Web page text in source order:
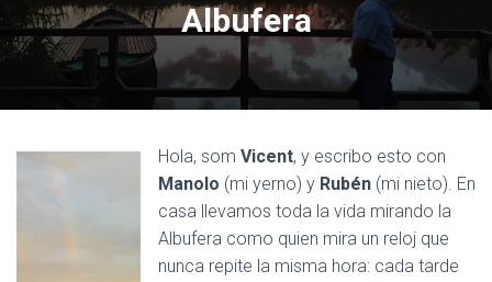
D
N
G
Albufera
Hola, som Vicent, y escribo esto con
Manolo (mi yerno) y Rubén (mi nieto). En
casa llevamos toda la vida mirando la
Albufera como quien mira un reloj que
nunca repite la misma hora: cada tarde